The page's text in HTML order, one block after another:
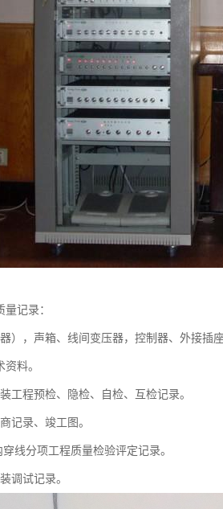
记录：
），声箱、线间变压器，控制器、外接插
料。
工程预检、隐检、自检、互检记录。
记录、竣工图。
线分项工程质量检验评定记录。
调试记录。